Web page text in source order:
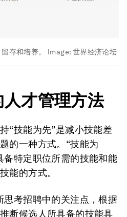
存和培养。 Image: 世界经济论坛
人才管理方法
“技能为先”是减小技能差
的一种方式。“技能为
备特定职位所需的技能和能
能的方式。
思考招聘中的关注点，根据
断候选人所具备的技能具